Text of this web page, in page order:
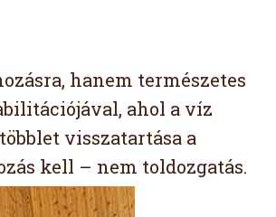
hanem természetes
ahol a víz
visszatartása a
kell – nem toldozgatás.